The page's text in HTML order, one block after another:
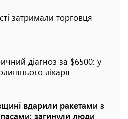
затримали торговця
діагноз за $6500: у
лікаря
вдарили ракетами з
загинули люди